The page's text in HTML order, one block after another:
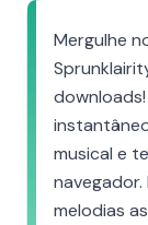
Mergulhe
musical e
melodias